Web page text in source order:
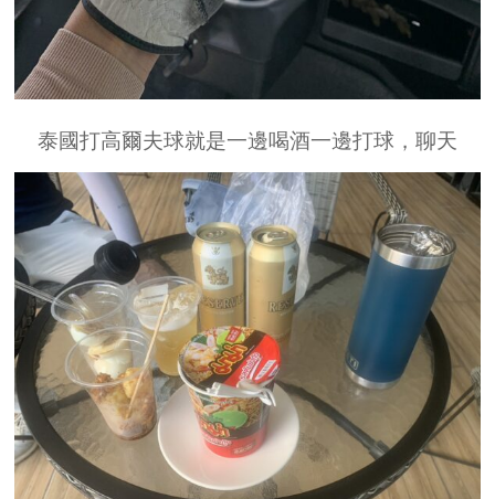
泰國打高爾夫球就是一邊喝酒一邊打球，聊天